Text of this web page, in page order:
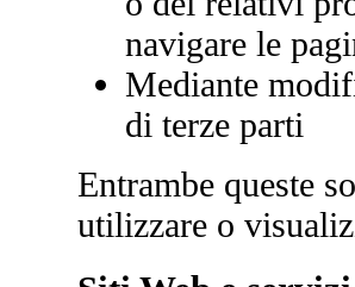
navigare le
Mediante
di terze parti
Entrambe queste
utilizzare o